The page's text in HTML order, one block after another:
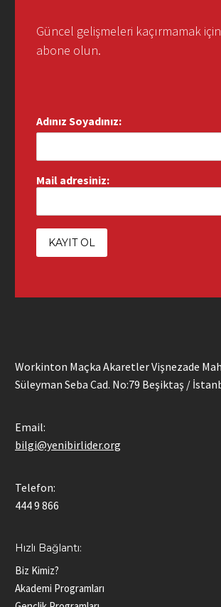
Workinton Maçka Akaretler Vişnezade
Süleyman Seba Cad. No:79 Beşiktaş /
Email:
bilgi@yenibirlider.org
Telefon:
444 9 866
Hızlı Bağlantı:
Biz Kimiz?
Akademi Programları
Güncel gelişmeleri kaçırmamak
abone olun.
Adınız Soyadınız:
Mail adresiniz: